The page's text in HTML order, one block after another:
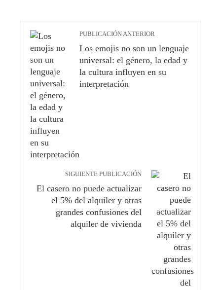
PUBLICACIÓN ANTERIOR
Los emojis no son un lenguaje
universal: el género, la edad y
la cultura influyen en su
interpretación
SIGUIENTE PUBLICACIÓN
El casero no puede actualizar
el 5% del alquiler y otras
grandes confusiones del
alquiler de vivienda